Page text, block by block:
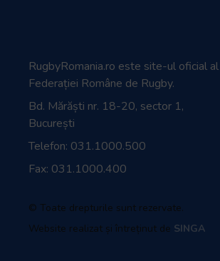
RugbyRomania.ro este site-ul oficial al
Federației Române de Rugby.
Bd. Mărăști nr. 18-20, sector 1,
București
Telefon: 031.1000.500
Fax: 031.1000.400
© Toate drepturile sunt rezervate.
Website realizat și întreținut de SINGA